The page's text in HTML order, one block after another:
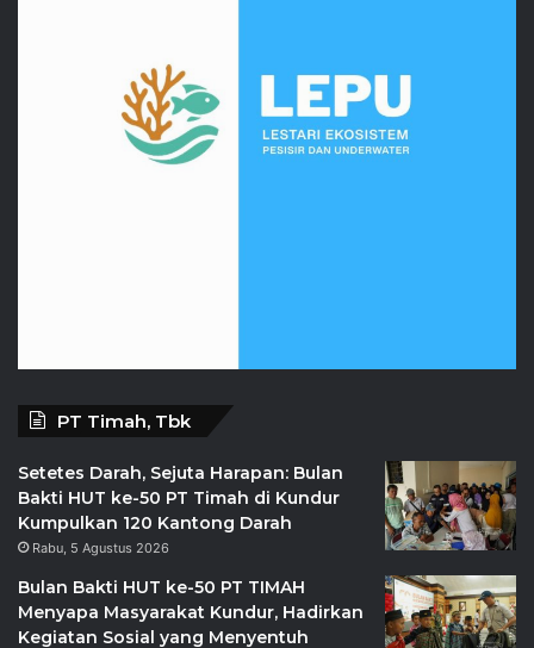
PT Timah, Tbk
Setetes Darah, Sejuta Harapan: Bulan
Bakti HUT ke-50 PT Timah di Kundur
Kumpulkan 120 Kantong Darah
Rabu, 5 Agustus 2026
Bulan Bakti HUT ke-50 PT TIMAH
Menyapa Masyarakat Kundur, Hadirkan
Kegiatan Sosial yang Menyentuh